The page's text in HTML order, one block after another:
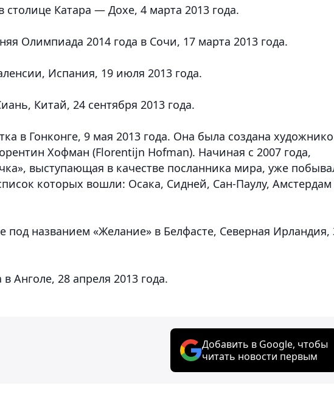
столице Катара — Дохе, 4 марта 2013 года.
Олимпиада 2014 года в Сочи, 17 марта 2013 года.
Испания, 19 июля 2013 года.
Китай, 24 сентября 2013 года.
в Гонконге, 9 мая 2013 года. Она была создана
Хофман (Florentijn Hofman). Начиная с 2007 года,
выступающая в качестве посланника мира, уже
которых вошли: Осака, Сидней, Сан-Паулу,
под названием «Желание» в Белфасте, Северная Ирландия,
Анголе, 28 апреля 2013 года.
Добавить в Google, чтобы
читать новости первым